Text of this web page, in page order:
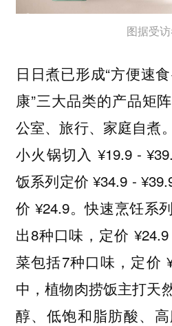
图据受
日日煮已形成“方便速
康”三大品类的产品矩
公室、旅行、家庭自煮
小火锅切入 ¥19.9 -
饭系列定价 ¥34.9 -
价 ¥24.9。快速烹饪系
出8种口味，定价
菜包括7种口味，定价
中，植物肉捞饭主打天
醇、低饱和脂肪酸、